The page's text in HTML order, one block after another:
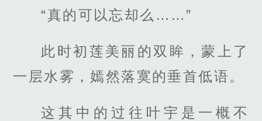
“真的可以忘却么……”
此时初莲美丽的双眸，蒙上了
一层水雾，嫣然落寞的垂首低语。
这其中的过往叶宇是一概不